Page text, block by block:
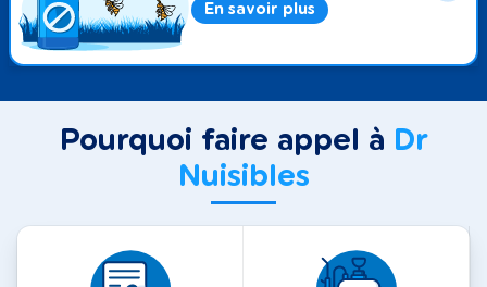
En savoir plus
Pourquoi faire appel à Dr
Nuisibles